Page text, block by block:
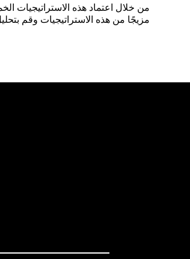
من خلال اعتماد هذه الاستراتيجيات
مزيجًا من هذه الاستراتيجيات وقم